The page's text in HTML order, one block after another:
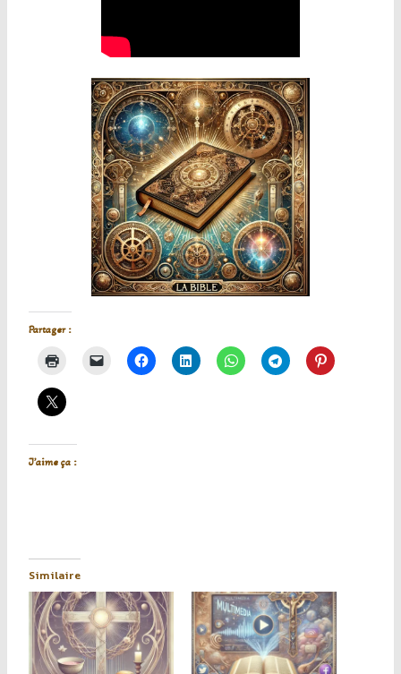
Partager :
J’aime ça :
Similaire